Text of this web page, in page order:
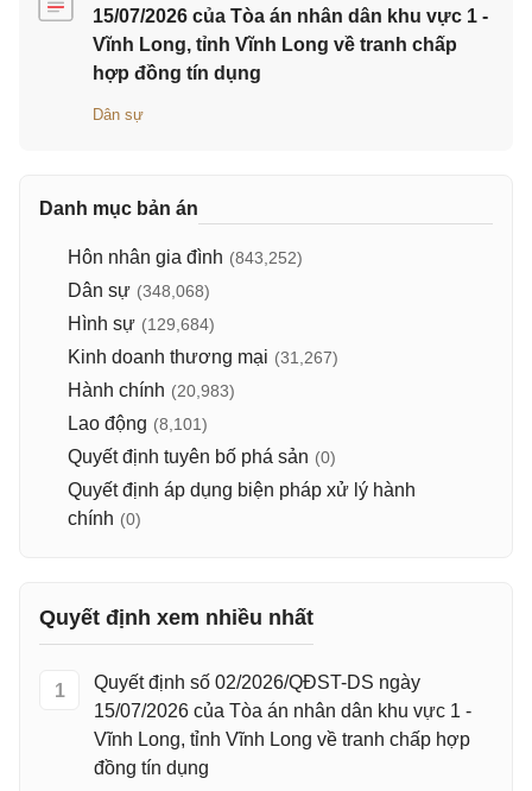
15/07/2026 của Tòa án nhân dân khu vực 1 -
Vĩnh Long, tỉnh Vĩnh Long về tranh chấp
hợp đồng tín dụng
Dân sự
Danh mục bản án
Hôn nhân gia đình (843,252)
Dân sự (348,068)
Hình sự (129,684)
Kinh doanh thương mại (31,267)
Hành chính (20,983)
Lao động (8,101)
Quyết định tuyên bố phá sản (0)
Quyết định áp dụng biện pháp xử lý hành
chính (0)
Quyết định xem nhiều nhất
1
Quyết định số 02/2026/QĐST-DS ngày
15/07/2026 của Tòa án nhân dân khu vực 1 -
Vĩnh Long, tỉnh Vĩnh Long về tranh chấp hợp
đồng tín dụng